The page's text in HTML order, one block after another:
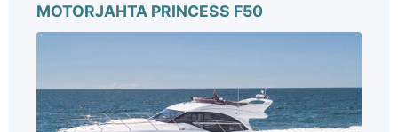
MOTORJAHTA PRINCESS F50